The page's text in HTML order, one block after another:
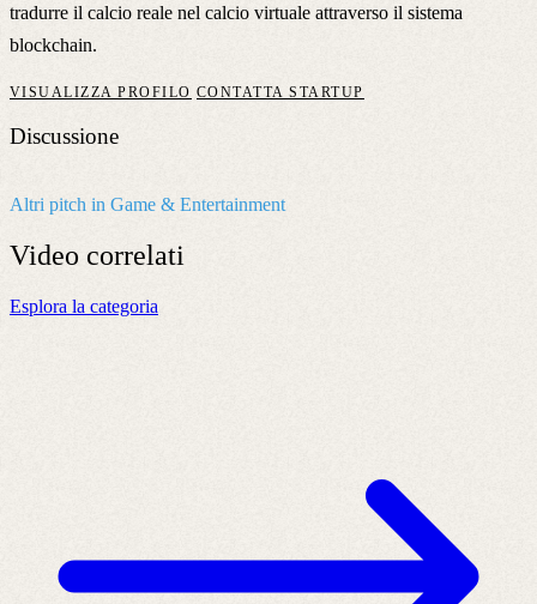
tradurre il calcio reale nel calcio virtuale attraverso il sistema
blockchain.
VISUALIZZA PROFILO CONTATTA STARTUP
Discussione
Altri pitch in Game & Entertainment
Video correlati
Esplora la categoria